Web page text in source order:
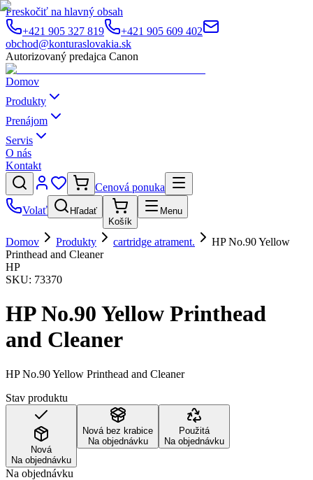
Preskočiť na hlavný obsah
+421 905 327 819
+421 905 609 402
obchod@konturaslovakia.sk
Autorizovaný predajca Canon
Domov
Produkty
Prenájom
Servis
O nás
Kontakt
Cenová ponuka
Volať
Hľadať
Košík
Menu
Domov Produkty cartridge atrament.
HP No.90 Yellow
Printhead and Cleaner
HP
SKU: 73370
HP No.90 Yellow Printhead
and Cleaner
HP No.90 Yellow Printhead and Cleaner
Stav produktu
Nová
Na objednávku
Nová bez krabice
Na objednávku
Použitá
Na objednávku
Na objednávku